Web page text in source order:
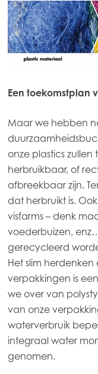
Mowi Scotland
Mowi Spain
Mowi Turkey
Mowi Canada
Mowi Canada
Mowi USA
Een toekomstplan
Maar we hebben
onze plastics
herbruikbaar, of
afbreekbaar zijn.
dat herbruikt is.
visfarms – denk
voederbuizen,
gerecycleerd
Het slim
verpakkingen is
we over van
van onze
waterverbruik
integraal water
genomen.